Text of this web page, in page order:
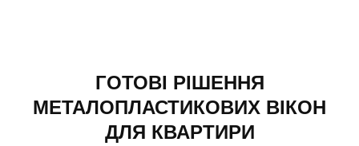
ГОТОВІ РІШЕННЯ
МЕТАЛОПЛАСТИКОВИХ ВІКОН
ДЛЯ КВАРТИРИ